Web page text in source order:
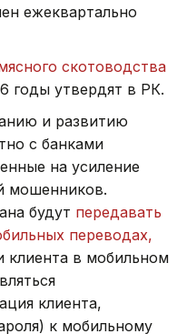
ежеквартально
скотоводства
годы утвердят в РК.
и развитию
с банками
на усиление
мошенников.
будут передавать
переводах,
клиента в мобильном
клиента,
к мобильному